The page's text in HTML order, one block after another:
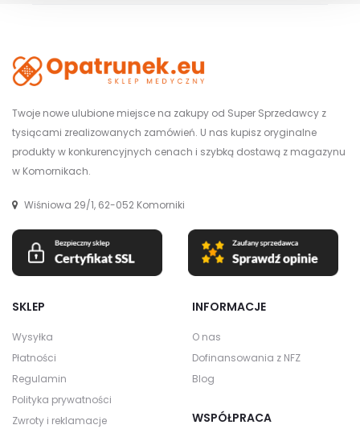
Twoje nowe ulubione miejsce na zakupy od Super Sprzedawcy z
tysiącami zrealizowanych zamówień. U nas kupisz oryginalne
produkty w konkurencyjnych cenach i szybką dostawą z magazynu
w Komornikach.
Wiśniowa 29/1, 62-052 Komorniki
SKLEP
Wysyłka
Płatności
Regulamin
Polityka prywatności
Zwroty i reklamacje
INFORMACJE
O nas
Dofinansowania z NFZ
Blog
WSPÓŁPRACA